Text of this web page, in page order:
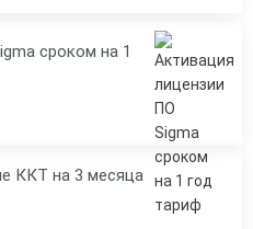
сроком на 1
ККТ на 3 месяца